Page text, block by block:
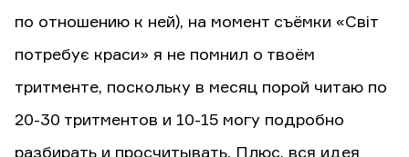
по отношению к ней), на момент съёмки «Світ
потребує краси» я не помнил о твоём
тритменте, поскольку в месяц порой читаю по
20-30 тритментов и 10-15 могу подробно
разбирать и просчитывать. Плюс, вся идея